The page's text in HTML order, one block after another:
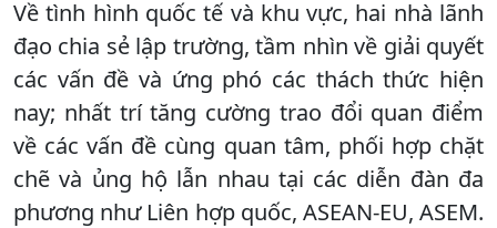
Về tình hình quốc tế và khu vực, hai nhà lãnh
đạo chia sẻ lập trường, tầm nhìn về giải quyết
các vấn đề và ứng phó các thách thức hiện
nay; nhất trí tăng cường trao đổi quan điểm
về các vấn đề cùng quan tâm, phối hợp chặt
chẽ và ủng hộ lẫn nhau tại các diễn đàn đa
phương như Liên hợp quốc, ASEAN-EU, ASEM.